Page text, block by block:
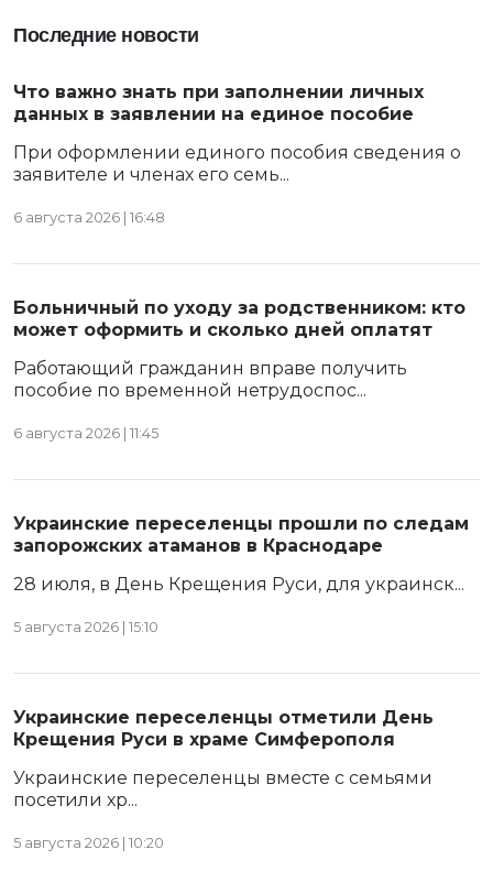
Последние новости
Что важно знать при заполнении личных
данных в заявлении на единое пособие
При оформлении единого пособия сведения о
заявителе и членах его семь...
6 августа 2026 | 16:48
Больничный по уходу за родственником: кто
может оформить и сколько дней оплатят
Работающий гражданин вправе получить
пособие по временной нетрудоспос...
6 августа 2026 | 11:45
Украинские переселенцы прошли по следам
запорожских атаманов в Краснодаре
28 июля, в День Крещения Руси, для украинск...
5 августа 2026 | 15:10
Украинские переселенцы отметили День
Крещения Руси в храме Симферополя
Украинские переселенцы вместе с семьями
посетили хр...
5 августа 2026 | 10:20